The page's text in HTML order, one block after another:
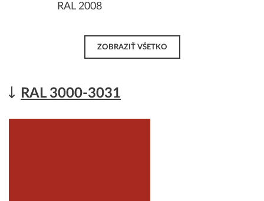
RAL 2008
ZOBRAZIŤ VŠETKO
RAL 3000-3031